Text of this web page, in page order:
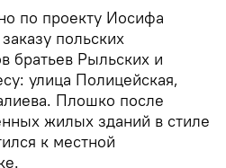
по проекту Иосифа
польских
братьев Рыльских и
улица Полицейская,
Плошко после
жилых зданий в стиле
к местной